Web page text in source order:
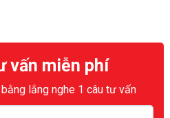
vấn miễn phí
lắng nghe 1 câu tư vấn